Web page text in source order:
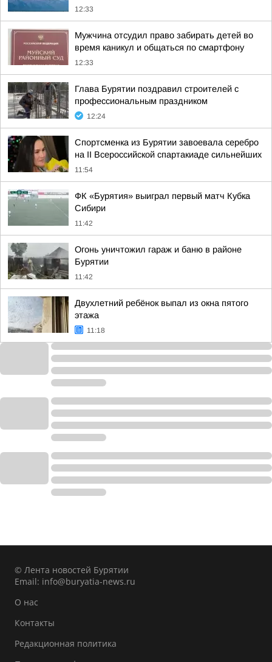
12:33
Мужчина отсудил право забирать детей во
время каникул и общаться по смартфону
12:33
Глава Бурятии поздравил строителей с
профессиональным праздником
12:24
Спортсменка из Бурятии завоевала серебро
на II Всероссийской спартакиаде сильнейших
11:54
ФК «Бурятия» выиграл первый матч Кубка
Сибири
11:42
Огонь уничтожил гараж и баню в районе
Бурятии
11:42
Двухлетний ребёнок выпал из окна пятого
этажа
11:18
© Лента новостей Бурятии
Email: info@buryatia-news.ru
О нас
Контакты
Редакционная политика